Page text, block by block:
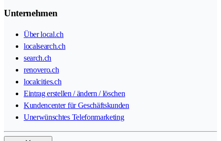
Unternehmen
Über local.ch
localsearch.ch
search.ch
renovero.ch
localcities.ch
Eintrag erstellen / ändern / löschen
Kundencenter für Geschäftskunden
Unerwünschtes Telefonmarketing